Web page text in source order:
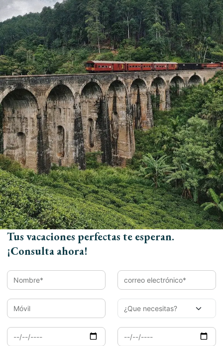
como se asean, rezan y viven al lado del rio más sagrado
de India, donde empieza y acaba la vida. Visitáremos
diferentes templos en Varanasi, Bharat Mata Temple,
Durga Temple, Tulsi Manas Temple .Después iremos
hasta Sarnath, donde Budha dio el primer sermón a sus
discípulos. Más tarde visita a la tarde visita Aarti la
ceremonia en los ghats, paseo por las calles de
Varanasi. Alojamiento.
VARANASI:Varanasi la ciudad más sagrada de India y
con más peregrinaje y de especial atracción turística.
Con el rio sagrado Ganges como protagonista. Varanasi
es un centro de aprendizaje desde hace más de 2000
años.Budha predico su primer sermón en Sarnath a 10
kms de Varanasi. Varanasi se convirtió en un gran centro
hindú, pero fue saqueado un número de veces por los
invasores musulmanes. Estas visitas destructivas
hicieron que el emperador de Mughal, Aurangazeb,
destruyó casi todos los templos y convirtió el más
famoso en una mezquita. Varanasi también se conoce
como Kashi y Benarés, su nombre actual viene de la
palabra antigua que significa ciudad entre dos ríos – el
Varuna y el Así. Para el hindú la ciudad ha tenido
lugar propicio para morir, asegurando ir directamente al
cielo.
Día 09: Varanasi-New Delhi- Salida:(Vuelo)
Resto del
Tus vacaciones perfectas te esperan.
¡Consulta ahora!